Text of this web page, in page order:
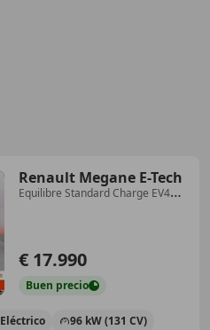
Renault Megane E-Tech
Equilibre Standard Charge EV40
€ 17.990
Buen precio
Eléctrico 96 kW (131 CV)